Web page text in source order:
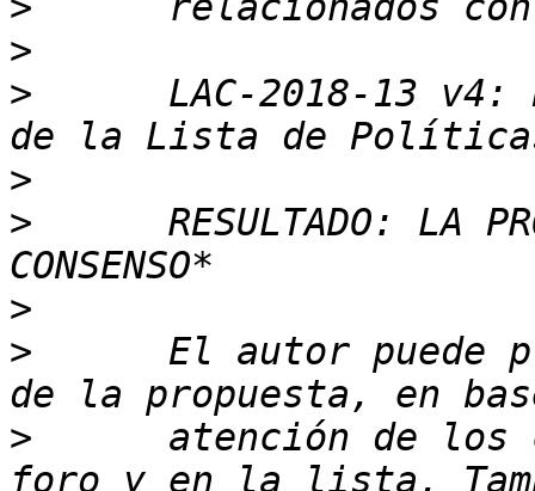
>
>
LAC-2018-13 v4:
>
>
RESULTADO: LA
>
>
El autor puede
>
atención de los